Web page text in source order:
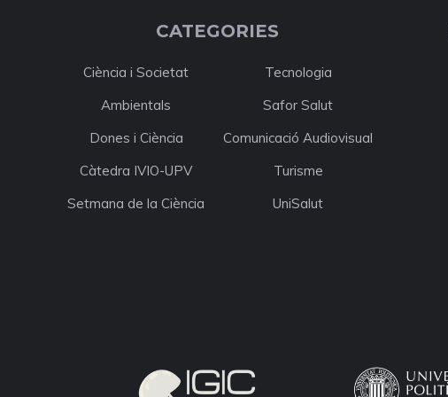
CATEGORIES
Ciència i Societat
Tecnologia
Ambientals
Safor Salut
Dones i Ciència
Comunicació Audiovisual
Càtedra IVIO-UPV
Turisme
Setmana de la Ciència
UniSalut